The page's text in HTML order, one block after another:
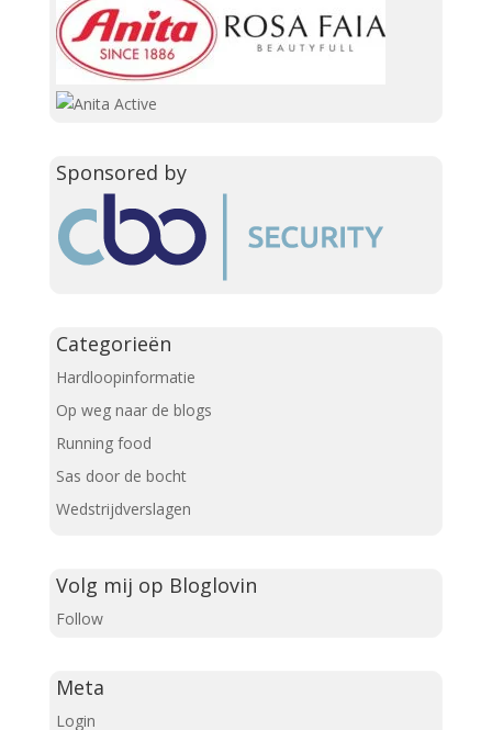
Sponsored by
Categorieën
Hardloopinformatie
Op weg naar de blogs
Running food
Sas door de bocht
Wedstrijdverslagen
Volg mij op Bloglovin
Follow
Meta
Login